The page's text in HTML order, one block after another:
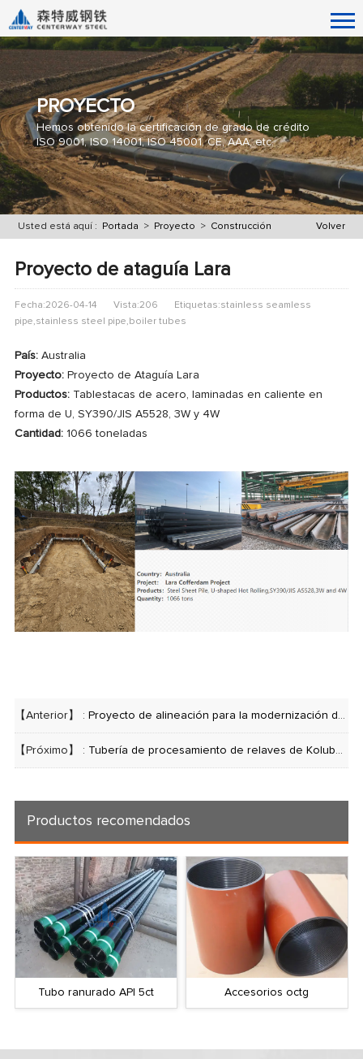
PROYECTO
Hemos obtenido la certificación de grado de crédito
ISO 9001, ISO 14001, ISO 45001, CE, AAA, etc.
Volver
Usted está aquí : Portada > Proyecto > Construcción
Proyecto de ataguía Lara
Fecha:2026-04-14 Vista:206
Etiquetas:stainless seamless
pipe,stainless steel pipe,boiler tubes
País: Australia
Proyecto: Proyecto de Ataguía Lara
Productos:Tablestacas de acero, laminadas en caliente en
forma de U, SY390/JIS A5528, 3W y 4W
Cantidad:1066 toneladas
【Anterior】 : Proyecto de alineación para la modernización de la VDU de ADNOC — Unidad 101 en la planta de hidrocraqueo de la refinería de Ruwais — 3
【Próximo】 : Tubería de procesamiento de relaves de Kolubara
Productos recomendados
Tubo ranurado API 5ct Accesorios octg